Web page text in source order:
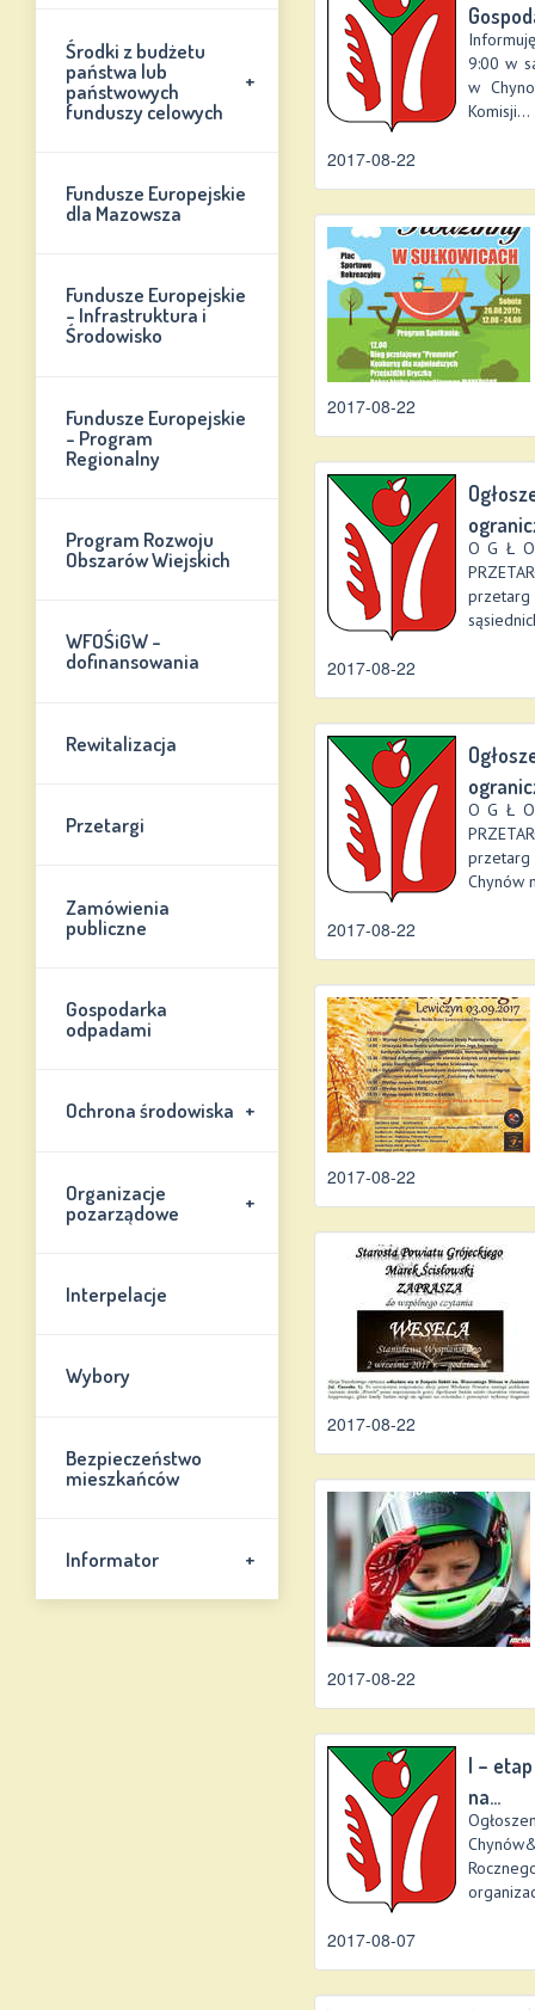
+
Środki z budżetu
państwa lub
państwowych
funduszy celowych
Fundusze Europejskie
dla Mazowsza
Fundusze Europejskie
- Infrastruktura i
Środowisko
Fundusze Europejskie
- Program
Regionalny
Program Rozwoju
Obszarów Wiejskich
WFOŚiGW -
dofinansowania
Rewitalizacja
Przetargi
Zamówienia
publiczne
Gospodarka
odpadami
+
Ochrona środowiska
+
Organizacje
pozarządowe
Interpelacje
Wybory
Bezpieczeństwo
mieszkańców
+
Informator
9:00 w
w
Komisji...
2017-08-22
2017-08-22
O G Ł
2017-08-22
O G Ł
przetarg
Chynów
2017-08-22
2017-08-22
2017-08-22
2017-08-22
I –
na...
2017-08-07